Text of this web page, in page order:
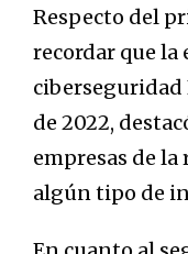
Respecto del
recordar que la
ciberseguridad
de 2022,
empresas de
algún tipo de